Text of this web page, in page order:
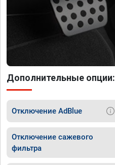
Дополнительные опции:
Отключение AdBlue
Отключение сажевого
фильтра